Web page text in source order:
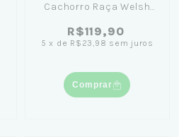
Cachorro Raça Welsh
R$119,90
5 x de R$23,98 sem juros
Comprar